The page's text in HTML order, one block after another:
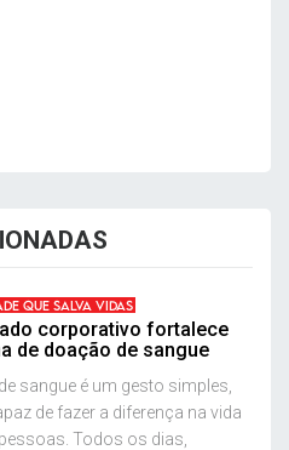
QUE SALVA VIDAS
corporativo fortalece
de doação de sangue
sangue é um gesto simples,
de fazer a diferença na vida
Todos os dias,